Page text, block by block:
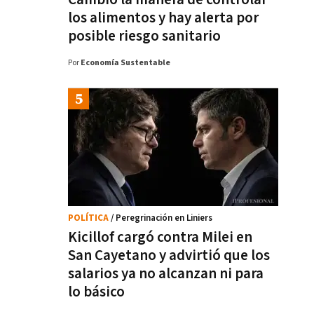
los alimentos y hay alerta por
posible riesgo sanitario
Por Economía Sustentable
Kicillof cargó contra Milei en
San Cayetano y advirtió que los
salarios ya no alcanzan ni para
lo básico
POLÍTICA/ Peregrinación en Liniers